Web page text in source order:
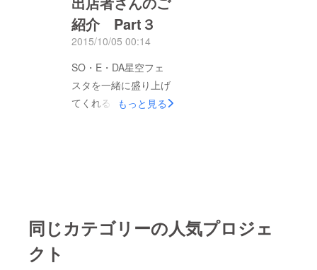
いすると叶えてくれる
キャンドルだそうです
よ～（わ～ッ何をお願
いする？） いろんな
色の組み合わせの中か
らピンときたキャンド
リー小物を作っている
「Happy*Bird」さんで
蔭、感謝です。残り時
間、あと2日まだまだ
頑張ります！ では、
オブジェを制作してい
る作家さん、植木ヒト
ミさんの紹介です。
宙柄のネックウォー
紹介 Part３
2015/10/05 00:14
SO・E・DA星空フェ
スタを一緒に盛り上げ
てくれる色々な分野の
を使ったお食事ができ
もっと見る
同じカテゴリーの人気プロジェ
クト